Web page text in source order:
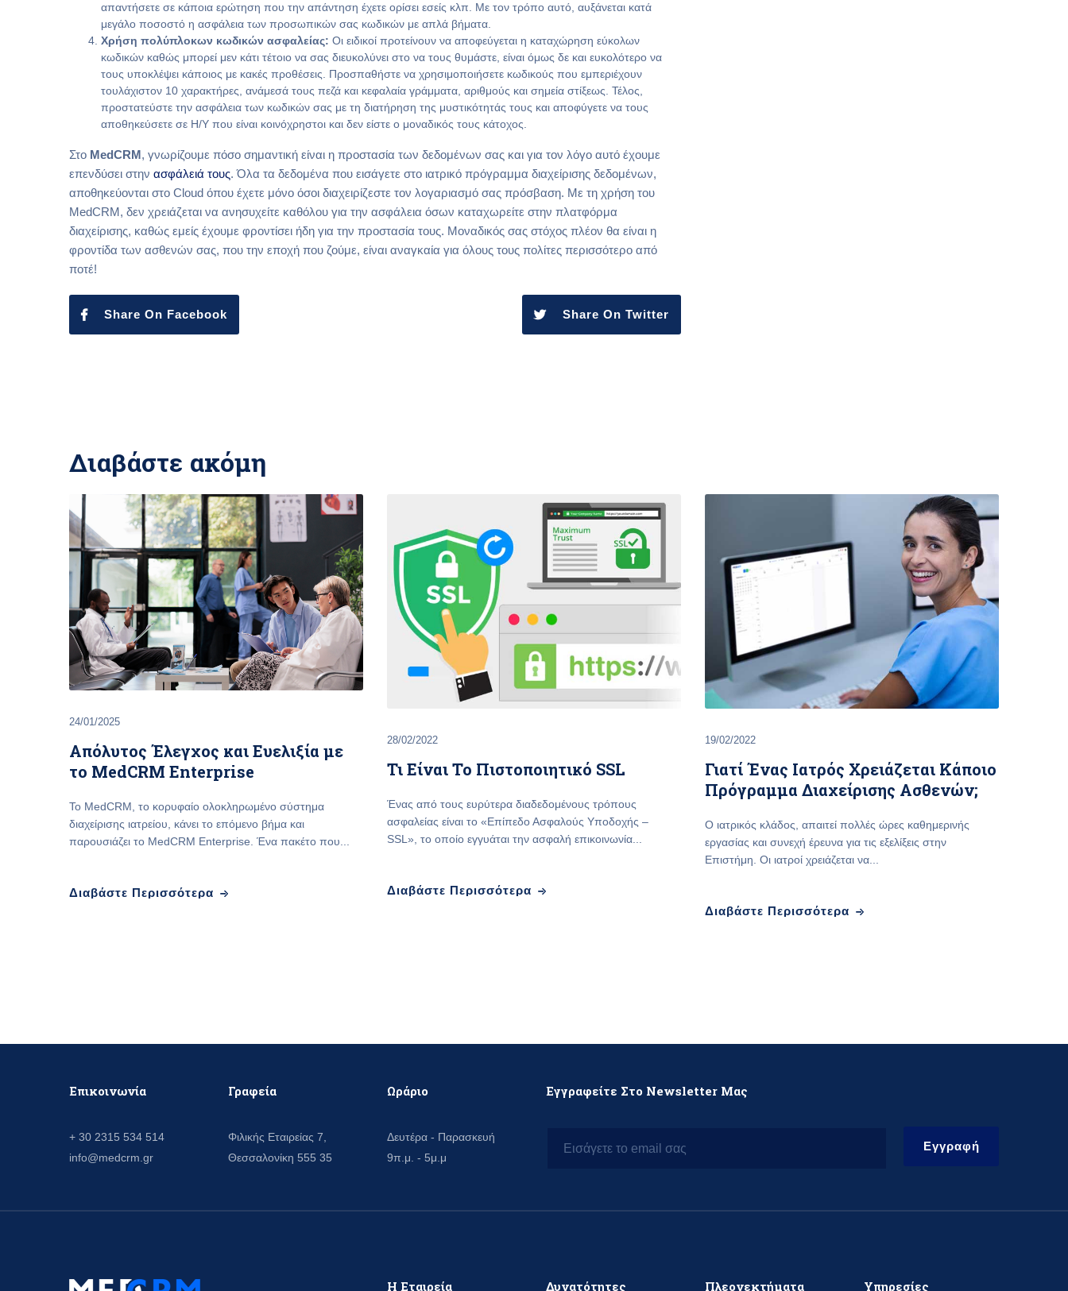
απαντήσετε σε κάποια ερώτηση που την απάντηση έχετε ορίσει εσείς κλπ. Με τον τρόπο αυτό, αυξάνεται κατά
μεγάλο ποσοστό η ασφάλεια των προσωπικών σας κωδικών με απλά βήματα.
Χρήση πολύπλοκων κωδικών ασφαλείας: Οι ειδικοί προτείνουν να αποφεύγεται η καταχώρηση εύκολων
κωδικών καθώς μπορεί μεν κάτι τέτοιο να σας διευκολύνει στο να τους θυμάστε, είναι όμως δε και ευκολότερο να
τους υποκλέψει κάποιος με κακές προθέσεις. Προσπαθήστε να χρησιμοποιήσετε κωδικούς που εμπεριέχουν
τουλάχιστον 10 χαρακτήρες, ανάμεσά τους πεζά και κεφαλαία γράμματα, αριθμούς και σημεία στίξεως. Τέλος,
προστατεύστε την ασφάλεια των κωδικών σας με τη διατήρηση της μυστικότητάς τους και αποφύγετε να τους
αποθηκεύσετε σε Η/Υ που είναι κοινόχρηστοι και δεν είστε ο μοναδικός τους κάτοχος.
Στο MedCRM, γνωρίζουμε πόσο σημαντική είναι η προστασία των δεδομένων σας και για τον λόγο αυτό έχουμε
επενδύσει στην ασφάλειά τους. Όλα τα δεδομένα που εισάγετε στο ιατρικό πρόγραμμα διαχείρισης δεδομένων,
αποθηκεύονται στο Cloud όπου έχετε μόνο όσοι διαχειρίζεστε τον λογαριασμό σας πρόσβαση. Με τη χρήση του
MedCRM, δεν χρειάζεται να ανησυχείτε καθόλου για την ασφάλεια όσων καταχωρείτε στην πλατφόρμα
διαχείρισης, καθώς εμείς έχουμε φροντίσει ήδη για την προστασία τους. Μοναδικός σας στόχος πλέον θα είναι η
φροντίδα των ασθενών σας, που την εποχή που ζούμε, είναι αναγκαία για όλους τους πολίτες περισσότερο από
ποτέ!
Share On Facebook Share On Twitter
Διαβάστε ακόμη
24/01/2025
Απόλυτος Έλεγχος και Ευελιξία με
το MedCRM Enterprise
Το MedCRM, το κορυφαίο ολοκληρωμένο σύστημα
διαχείρισης ιατρείου, κάνει το επόμενο βήμα και
παρουσιάζει το MedCRM Enterprise. Ένα πακέτο που...
Διαβάστε Περισσότερα
28/02/2022
Τι Είναι Το Πιστοποιητικό SSL
Ένας από τους ευρύτερα διαδεδομένους τρόπους
ασφαλείας είναι το «Επίπεδο Ασφαλούς Υποδοχής –
SSL», το οποίο εγγυάται την ασφαλή επικοινωνία...
Διαβάστε Περισσότερα
19/02/2022
Γιατί Ένας Ιατρός Χρειάζεται Κάποιο
Πρόγραμμα Διαχείρισης Ασθενών;
Ο ιατρικός κλάδος, απαιτεί πολλές ώρες καθημερινής
εργασίας και συνεχή έρευνα για τις εξελίξεις στην
Επιστήμη. Οι ιατροί χρειάζεται να...
Διαβάστε Περισσότερα
Επικοινωνία
+ 30 2315 534 514
info@medcrm.gr
Γραφεία
Φιλικής Εταιρείας 7,
Θεσσαλονίκη 555 35
Ωράριο
Δευτέρα - Παρασκευή
9π.μ. - 5μ.μ
Εγγραφείτε Στο Newsletter Μας
Εγγραφή
Η Εταιρεία Δυνατότητες Πλεονεκτήματα Υπηρεσίες